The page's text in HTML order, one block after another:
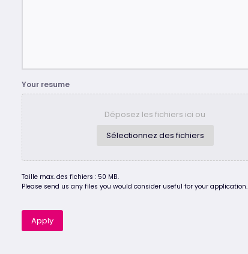
Your resume
Déposez les fichiers ici ou
Sélectionnez des fichiers
Taille max. des fichiers : 50 MB.
Please send us any files you would consider useful for your application.
Apply